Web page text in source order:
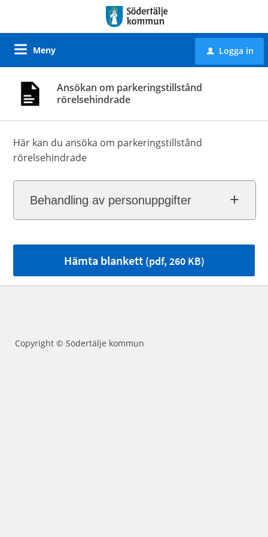
Meny u Logga in
Ansökan om parkeringstillstånd
rörelsehindrade
Här kan du ansöka om parkeringstillstånd
rörelsehindrade
Behandling av personuppgifter
Hämta blankett(pdf, 260 KB)
Copyright © Södertälje kommun